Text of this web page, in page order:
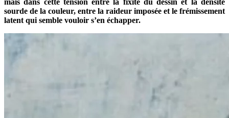
mais dans cette tension entre la fixité du dessin et la densité
sourde de la couleur, entre la raideur imposée et le frémissement
latent qui semble vouloir s’en échapper.